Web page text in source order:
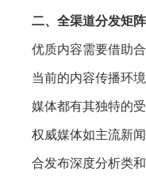
二、全渠道分发矩
优质内容需要借助
当前的内容传播环
媒体都有其独特的
权威媒体如主流新
合发布深度分析类